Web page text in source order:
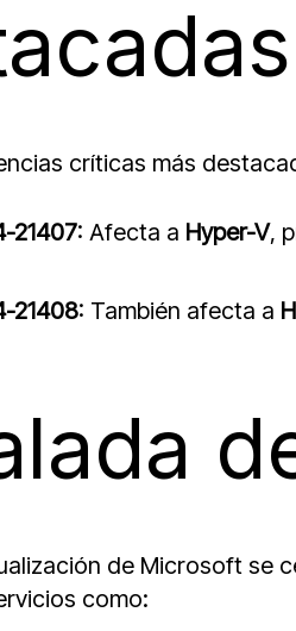
críticas más
21407: Afecta a Hyper-V,
21408: También afecta a
de Microsoft se
como: